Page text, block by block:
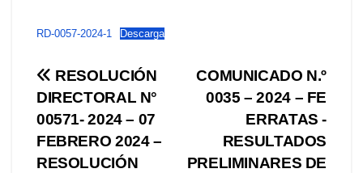
RD-0057-2024-1 Descarga
Navegación
de
entradas
COMUNICADO N.º
0035 – 2024 – FE
ERRATAS -
RESULTADOS
PRELIMINARES DE
RESOLUCIÓN
DIRECTORAL N°
00571- 2024 – 07
FEBRERO 2024 –
RESOLUCIÓN